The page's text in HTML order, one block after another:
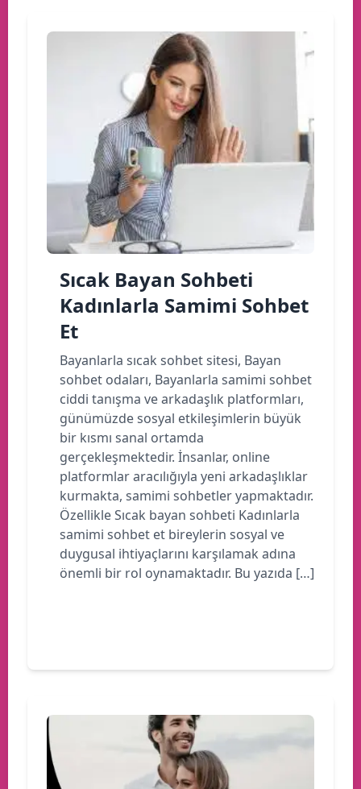
Sıcak Bayan Sohbeti
Kadınlarla Samimi Sohbet
Et
Bayanlarla sıcak sohbet sitesi, Bayan
sohbet odaları, Bayanlarla samimi sohbet
ciddi tanışma ve arkadaşlık platformları,
günümüzde sosyal etkileşimlerin büyük
bir kısmı sanal ortamda
gerçekleşmektedir. İnsanlar, online
platformlar aracılığıyla yeni arkadaşlıklar
kurmakta, samimi sohbetler yapmaktadır.
Özellikle Sıcak bayan sohbeti Kadınlarla
samimi sohbet et bireylerin sosyal ve
duygusal ihtiyaçlarını karşılamak adına
önemli bir rol oynamaktadır. Bu yazıda […]